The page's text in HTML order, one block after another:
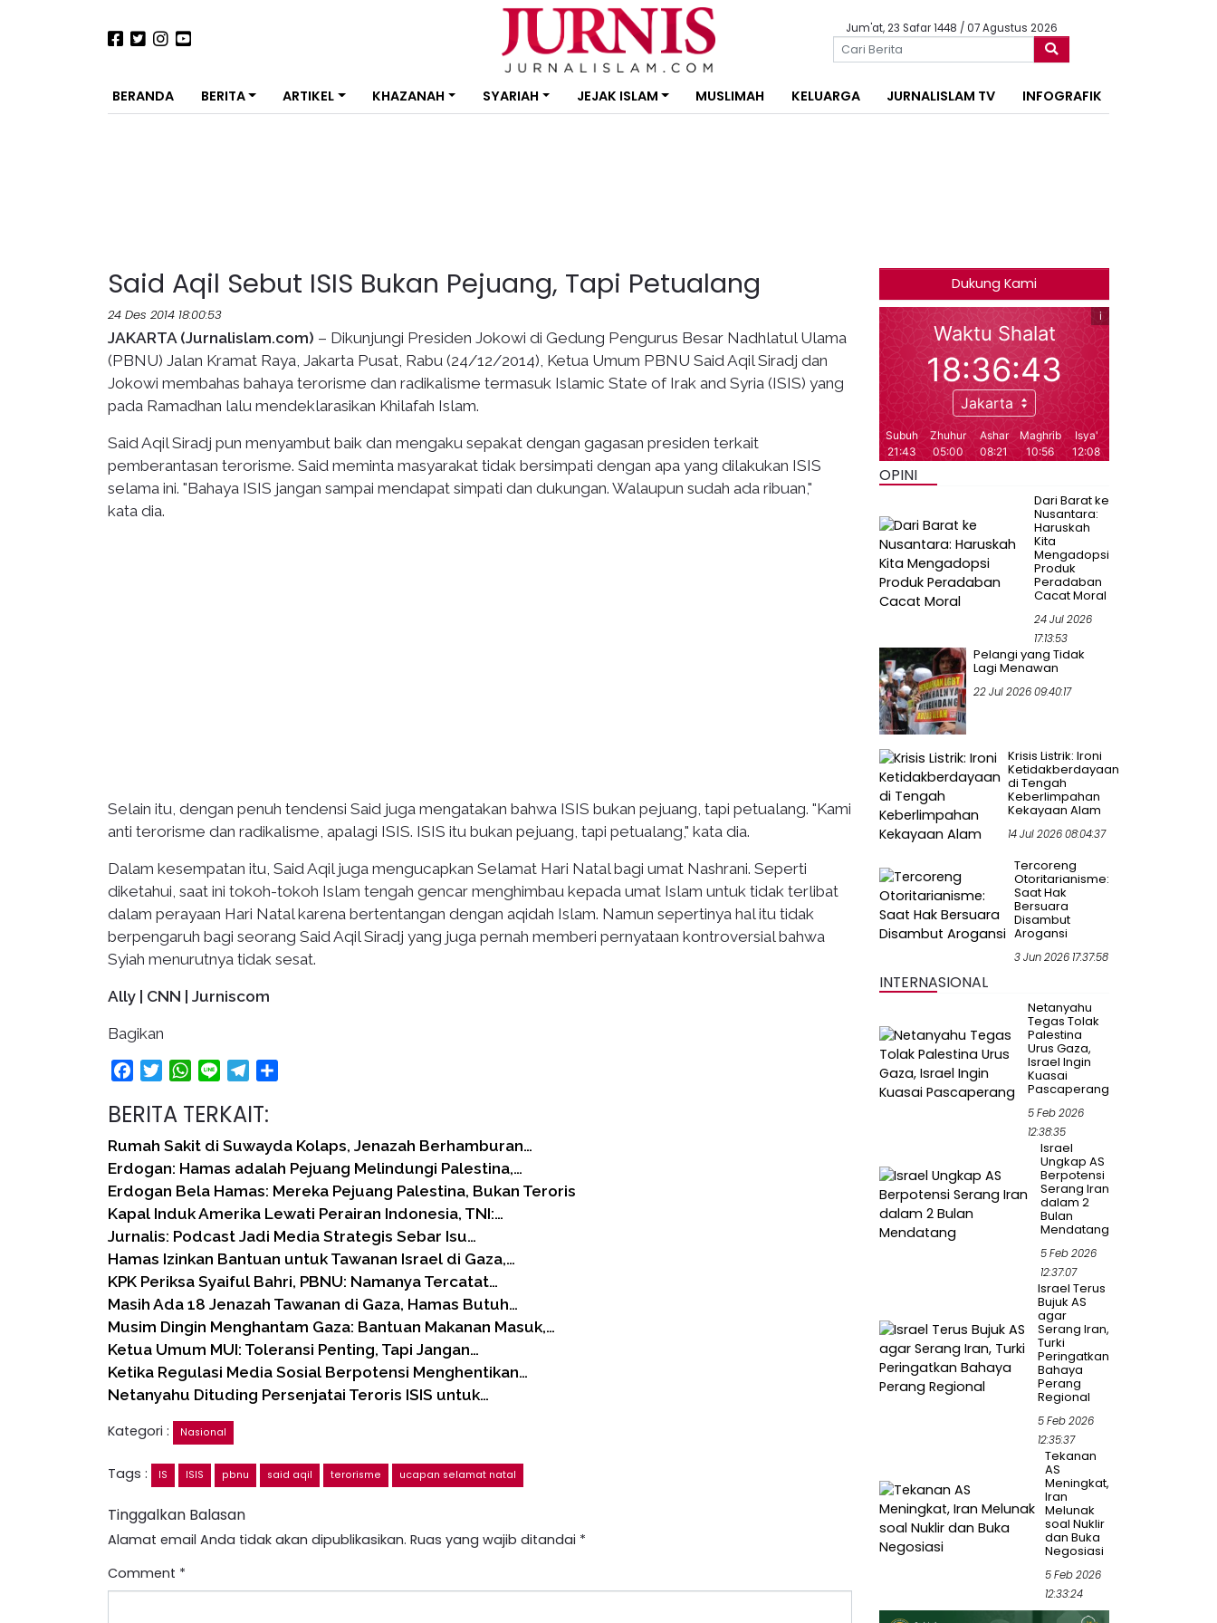
Jum'at, 23 Safar 1448 / 07 Agustus 2026
BERANDA BERITA ARTIKEL KHAZANAH SYARIAH JEJAK ISLAM MUSLIMAH KELUARGA JURNALISLAM TV INFOGRAFIK
Said Aqil Sebut ISIS Bukan Pejuang, Tapi Petualang
24 Des 2014 18:00:53
JAKARTA (Jurnalislam.com) – Dikunjungi Presiden Jokowi di Gedung Pengurus Besar Nadhlatul Ulama
(PBNU) Jalan Kramat Raya, Jakarta Pusat, Rabu (24/12/2014), Ketua Umum PBNU Said Aqil Siradj dan
Jokowi membahas bahaya terorisme dan radikalisme termasuk Islamic State of Irak and Syria (ISIS) yang
pada Ramadhan lalu mendeklarasikan Khilafah Islam.
Said Aqil Siradj pun menyambut baik dan mengaku sepakat dengan gagasan presiden terkait
pemberantasan terorisme. Said meminta masyarakat tidak bersimpati dengan apa yang dilakukan ISIS
selama ini. "Bahaya ISIS jangan sampai mendapat simpati dan dukungan. Walaupun sudah ada ribuan,"
kata dia.
Selain itu, dengan penuh tendensi Said juga mengatakan bahwa ISIS bukan pejuang, tapi petualang. "Kami
anti terorisme dan radikalisme, apalagi ISIS. ISIS itu bukan pejuang, tapi petualang," kata dia.
Dalam kesempatan itu, Said Aqil juga mengucapkan Selamat Hari Natal bagi umat Nashrani. Seperti
diketahui, saat ini tokoh-tokoh Islam tengah gencar menghimbau kepada umat Islam untuk tidak terlibat
dalam perayaan Hari Natal karena bertentangan dengan aqidah Islam. Namun sepertinya hal itu tidak
berpengaruh bagi seorang Said Aqil Siradj yang juga pernah memberi pernyataan kontroversial bahwa
Syiah menurutnya tidak sesat.
Ally | CNN | Jurniscom
Bagikan
FacebookTwitterWhatsApp
Line Telegram
BERITA TERKAIT:
Rumah Sakit di Suwayda Kolaps, Jenazah Berhamburan…
Erdogan: Hamas adalah Pejuang Melindungi Palestina,…
Erdogan Bela Hamas: Mereka Pejuang Palestina, Bukan Teroris
Kapal Induk Amerika Lewati Perairan Indonesia, TNI:…
Jurnalis: Podcast Jadi Media Strategis Sebar Isu…
Hamas Izinkan Bantuan untuk Tawanan Israel di Gaza,…
KPK Periksa Syaiful Bahri, PBNU: Namanya Tercatat…
Masih Ada 18 Jenazah Tawanan di Gaza, Hamas Butuh…
Musim Dingin Menghantam Gaza: Bantuan Makanan Masuk,…
Ketua Umum MUI: Toleransi Penting, Tapi Jangan…
Ketika Regulasi Media Sosial Berpotensi Menghentikan…
Netanyahu Dituding Persenjatai Teroris ISIS untuk…
Kategori :
Nasional
Tags : IS ISIS pbnu said aqil terorisme ucapan selamat natal
Tinggalkan Balasan
Alamat email Anda tidak akan dipublikasikan. Ruas yang wajib ditandai *
Comment *
Dukung Kami
OPINI
Dari Barat ke
Nusantara:
Haruskah
Kita
Mengadopsi
Produk
Peradaban
Cacat Moral
24 Jul 2026
17:13:53
Pelangi yang Tidak
Lagi Menawan
22 Jul 2026 09:40:17
Krisis Listrik: Ironi
Ketidakberdayaan
di Tengah
Keberlimpahan
Kekayaan Alam
14 Jul 2026 08:04:37
Tercoreng
Otoritarianisme:
Saat Hak
Bersuara
Disambut
Arogansi
3 Jun 2026 17:37:58
INTERNASIONAL
Netanyahu
Tegas Tolak
Palestina
Urus Gaza,
Israel Ingin
Kuasai
Pascaperang
5 Feb 2026
12:38:35
Israel
Ungkap AS
Berpotensi
Serang Iran
dalam 2
Bulan
Mendatang
5 Feb 2026
12:37:07
Israel Terus
Bujuk AS
agar
Serang Iran,
Turki
Peringatkan
Bahaya
Perang
Regional
5 Feb 2026
12:35:37
Tekanan
AS
Meningkat,
Iran
Melunak
soal Nuklir
dan Buka
Negosiasi
5 Feb 2026
12:33:24